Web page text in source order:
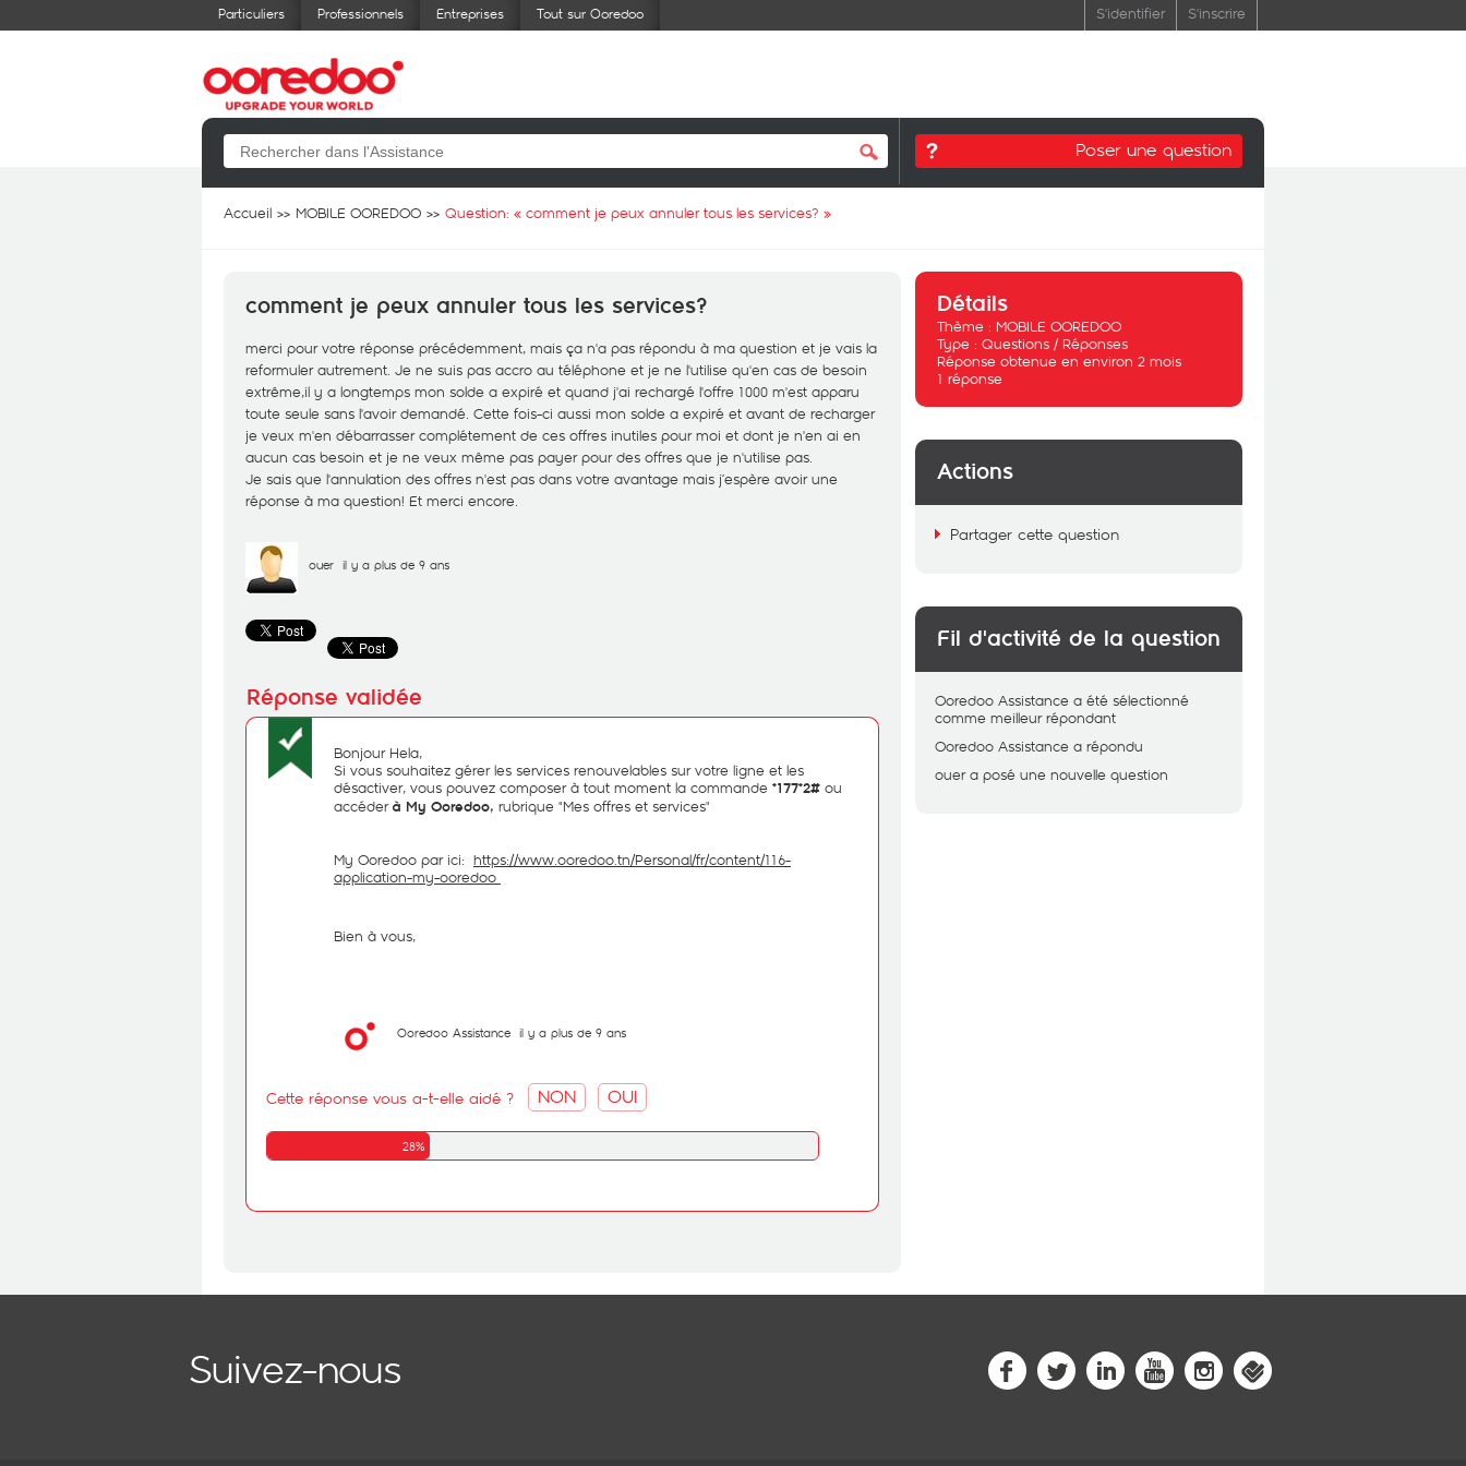
Particuliers Professionnels Entreprises Tout sur Ooredoo S'identifier S'inscrire
Poser une question
Accueil MOBILE OOREDOO Question: « comment je peux annuler tous les services? »
comment je peux annuler tous les services?
merci pour votre réponse précédemment, mais ça n'a pas répondu à ma question et je vais la
reformuler autrement. Je ne suis pas accro au téléphone et je ne l'utilise qu'en cas de besoin
extrême,il y a longtemps mon solde a expiré et quand j'ai rechargé l'offre 1000 m'est apparu
toute seule sans l'avoir demandé. Cette fois-ci aussi mon solde a expiré et avant de recharger
je veux m'en débarrasser complétement de ces offres inutiles pour moi et dont je n'en ai en
aucun cas besoin et je ne veux même pas payer pour des offres que je n'utilise pas.
Je sais que l'annulation des offres n'est pas dans votre avantage mais j’espère avoir une
réponse à ma question! Et merci encore.
ouer il y a plus de 9 ans
Bonjour Hela,
Si vous souhaitez gérer les services renouvelables sur votre ligne et les
désactiver, vous pouvez composer à tout moment la commande *177*2# ou
accéderà My Ooredoo, rubrique "Mes offres et services"
My Ooredoo par ici: https://www.ooredoo.tn/Personal/fr/content/116-
application-my-ooredoo
Bien à vous,
Ooredoo Assistance il y a plus de 9 ans
Cette réponse vous a-t-elle aidé ? NON OUI
28%
Détails
Thème : MOBILE OOREDOO
Type : Questions / Réponses
Réponse obtenue en environ 2 mois
1 réponse
Actions
Partager cette question
Fil d'activité de la question
Ooredoo Assistance a été sélectionné
comme meilleur répondant
Ooredoo Assistance a répondu
ouer a posé une nouvelle question
Suivez-nous